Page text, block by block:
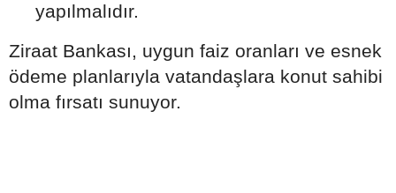
yapılmalıdır.
Ziraat Bankası, uygun faiz oranları ve esnek
ödeme planlarıyla vatandaşlara konut sahibi
olma fırsatı sunuyor.